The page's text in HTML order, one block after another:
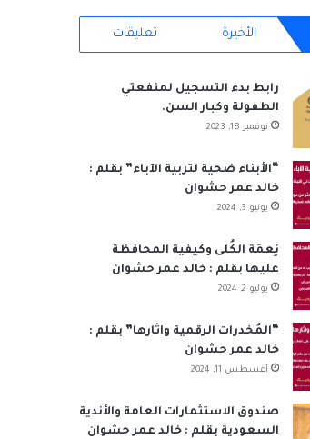
ن
د
إ
ن
o
T
u
b
e
س
ق
ا
ت
ا
خ
م
الأخيرة تعليقات
رابط بدء التسجيل لمنفعتي
الطفولة وكبار السن.
نوفمبر 18, 2023
“الأبناء ضحية لتربية الآباء” بقلم :
خالد عمر حشوان
يونيو 3, 2024
نِعمَة الكُلى وكيفية المحافظة
عليها بقلم : خالد عمر حشوان
يوليو 2, 2024
“المُخدرات الرقمية وآثارها” بقلم :
خالد عمر حشوان
أغسطس 11, 2024
صندوق الاستثمارات العامة والأندية
السعودية بقلم : خالد عمر حشوان